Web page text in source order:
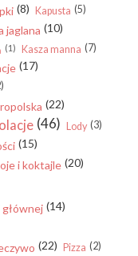
(8) Kapusta (5)
jaglana (10)
(1) Kasza manna (7)
(17)
(22)
(46) Lody (3)
(15)
i koktajle (20)
(14)
(22) Pizza (2)